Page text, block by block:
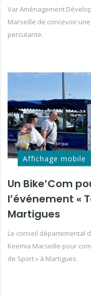
Var Aménagement
Marseille de concevoir
percutante.
Affichage mobile
Un Bike’Com
l’événement «
Martigues
Le conseil départemental
Keemia Marseille pour
de Sport » à Martigues.